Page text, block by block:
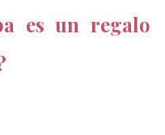
es un regalo